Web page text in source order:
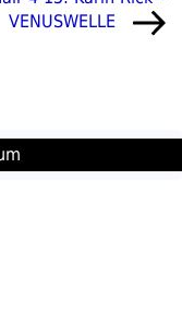
VENUSWELLE